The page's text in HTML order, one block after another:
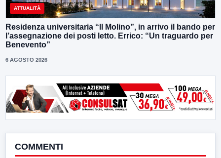
ATTUALITÀ
Residenza universitaria “Il Molino”, in arrivo il bando per
l’assegnazione dei posti letto. Errico: “Un traguardo per
Benevento”
6 AGOSTO 2026
COMMENTI